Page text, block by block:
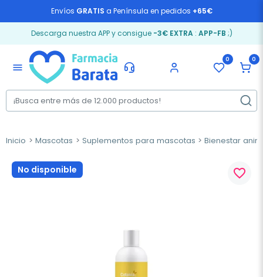
Envíos GRATIS a Península en pedidos +65€
Descarga nuestra APP y consigue -3€ EXTRA: APP-FB ;)
menu
0 0
Inicio Mascotas Suplementos para mascotas Bienestar
No disponible favorite_border